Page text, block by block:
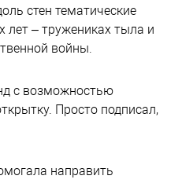
стен тематические
лет – тружениках тыла и
войны.
с возможностью
Просто подписал,
направить